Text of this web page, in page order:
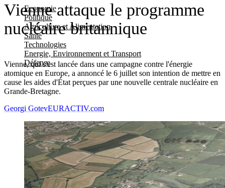
Economie
Politique
Agriculture et Alimentation
Santé
Technologies
Energie, Environnement et Transport
Défense
Vienne attaque le programme
nucléaire britannique
Vienne, qui s'est lancée dans une campagne contre l'énergie
atomique en Europe, a annoncé le 6 juillet son intention de mettre en
cause les aides d'État perçues par une nouvelle centrale nucléaire en
Grande-Bretagne.
Georgi GotevEURACTIV.com